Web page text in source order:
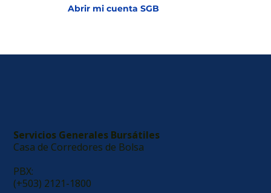
Abrir mi cuenta SGB
Servicios Generales Bursátiles
Casa de Corredores de Bolsa
PBX:
​(+503) 2121-1800